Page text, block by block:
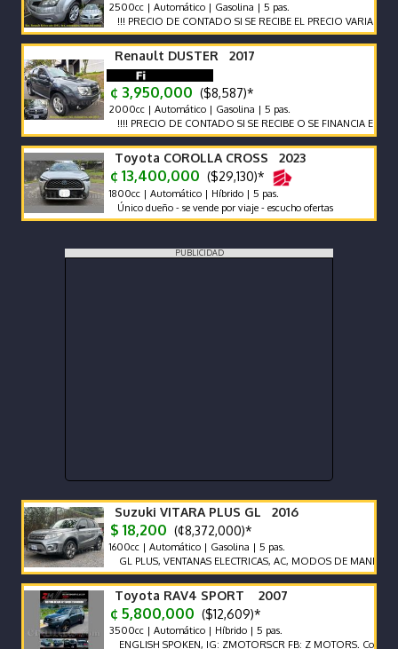
2500cc | Automático | Gasolina | 5 pas.
!!! PRECIO DE CONTADO SI SE RECIBE EL PRECIO VARIA !!!
Renault DUSTER 2017
¢ 3,950,000 ($8,587)*
2000cc | Automático | Gasolina | 5 pas.
!!!! PRECIO DE CONTADO SI SE RECIBE O SE FINANCIA EL PRECIO
Toyota COROLLA CROSS 2023
¢ 13,400,000 ($29,130)*
1800cc | Automático | Híbrido | 5 pas.
Único dueño - se vende por viaje - escucho ofertas
PUBLICIDAD
Suzuki VITARA PLUS GL 2016
$ 18,200 (¢8,372,000)*
1600cc | Automático | Gasolina | 5 pas.
GL PLUS, VENTANAS ELECTRICAS, AC, MODOS DE MANEJO, BT,
Toyota RAV4 SPORT 2007
¢ 5,800,000 ($12,609)*
3500cc | Automático | Híbrido | 5 pas.
ENGLISH SPOKEN, IG: ZMOTORSCR FB: Z MOTORS. Contáctenos